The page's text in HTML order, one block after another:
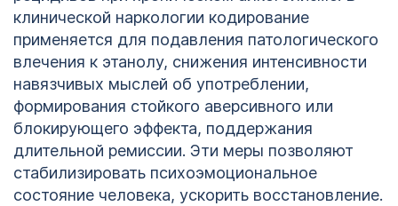
клинической наркологии кодирование
применяется для подавления патологического
влечения к этанолу, снижения интенсивности
навязчивых мыслей об употреблении,
формирования стойкого аверсивного или
блокирующего эффекта, поддержания
длительной ремиссии. Эти меры позволяют
стабилизировать психоэмоциональное
состояние человека, ускорить восстановление.